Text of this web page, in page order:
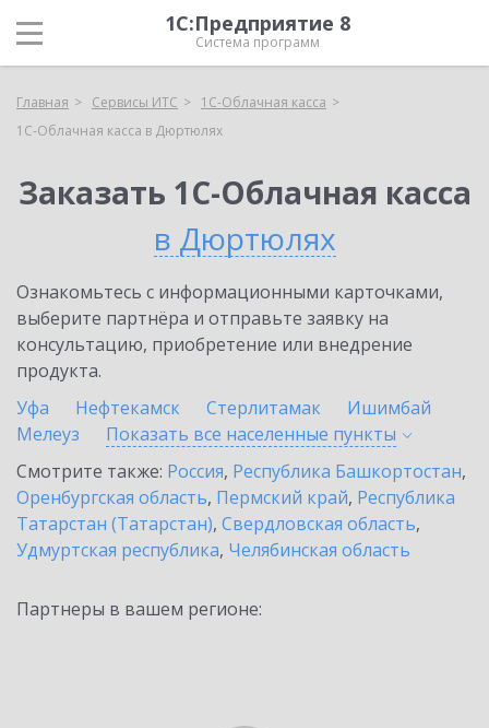
1С:Предприятие 8
Система программ
Главная Сервисы ИТС
1С-Облачная касса
1С-Облачная касса в Дюртюлях
Заказать 1С-Облачная касса
в Дюртюлях
Ознакомьтесь с информационными карточками,
выберите партнёра и отправьте заявку на
консультацию, приобретение или внедрение
продукта.
Уфа
Нефтекамск Стерлитамак
Ишимбай
Мелеуз
Показать все населенные пункты
Смотрите также: Россия, Республика Башкортостан,
Оренбургская область, Пермский край, Республика
Татарстан (Татарстан), Свердловская область,
Удмуртская республика, Челябинская область
Партнеры в вашем регионе: